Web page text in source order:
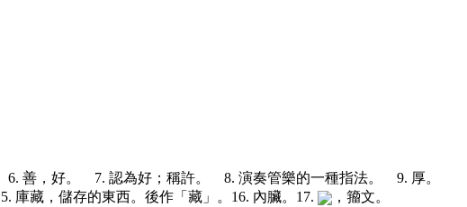
善，好。 7. 認為好；稱許。 8. 演奏管樂的一種指法。 9. 厚。
庫藏，儲存的東西。後作「藏」。 16. 內臟。 17. ，籀文。